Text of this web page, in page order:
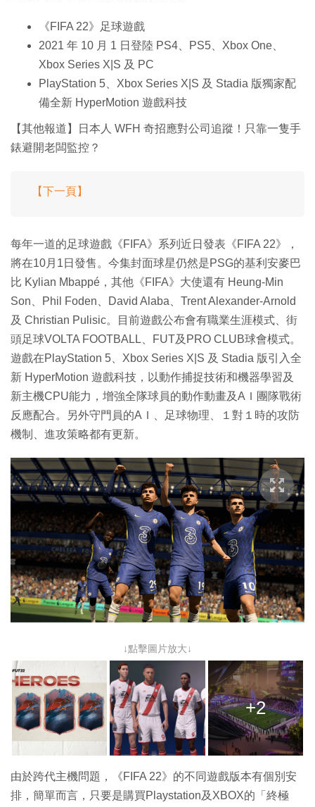
《FIFA 22》足球遊戲
2021 年 10 月 1 日登陸 PS4、PS5、Xbox One、
Xbox Series X|S 及 PC
PlayStation 5、Xbox Series X|S 及 Stadia 版獨家配
備全新 HyperMotion 遊戲科技
【其他報道】日本人 WFH 奇招應對公司追蹤！只靠一隻手
錶避開老闆監控？
【下一頁】
每年一道的足球遊戲《FIFA》系列近日發表《FIFA 22》，
將在10月1日發售。今集封面球星仍然是PSG的基利安麥巴
比 Kylian Mbappé，其他《FIFA》大使還有 Heung-Min
Son、Phil Foden、David Alaba、Trent Alexander-Arnold
及 Christian Pulisic。目前遊戲公布會有職業生涯模式、街
頭足球VOLTA FOOTBALL、FUT及PRO CLUB球會模式。
遊戲在PlayStation 5、Xbox Series X|S 及 Stadia 版引入全
新 HyperMotion 遊戲科技，以動作捕捉技術和機器學習及
新主機CPU能力，增強全隊球員的動作動畫及AＩ團隊戰術
反應配合。另外守門員的AＩ、足球物理、１對１時的攻防
機制、進攻策略都有更新。
↓點擊圖片放大↓
+2
由於跨代主機問題，《FIFA 22》的不同遊戲版本有個別安
排，簡單而言，只要是購買Playstation及XBOX的「終極